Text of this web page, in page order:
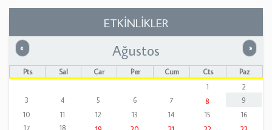
ETKİNLİKLER
« Önceki »
Ağustos
Pts Sal Çar Per Cum Cts
Paz
1
2
3
4 5 6 7 8
9
10
11 12 13 14 15
16
17
18